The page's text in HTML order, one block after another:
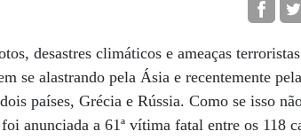
desastres climáticos e ameaças
se alastrando pela Ásia e recentemente
países, Grécia e Rússia. Como se isso
anunciada a 61ª vítima fatal entre os 118